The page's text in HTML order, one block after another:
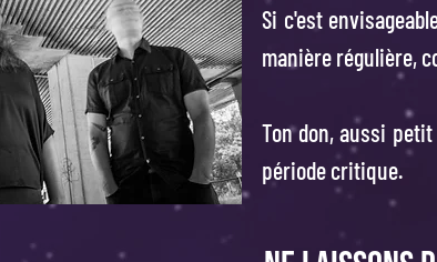
Si c'est
manière régulière,
Ton don, aussi
période critique.